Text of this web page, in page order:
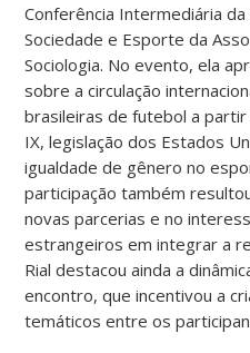
Conferência Intermediária
Sociedade e Esporte da
Sociologia. No evento, ela
sobre a circulação
brasileiras de futebol a
IX, legislação dos Estados
igualdade de gênero no
participação também
novas parcerias e no
estrangeiros em integrar a
Rial destacou ainda a
encontro, que incentivou a
temáticos entre os